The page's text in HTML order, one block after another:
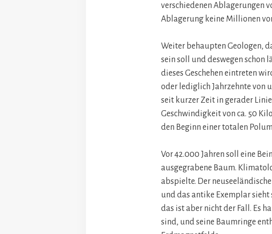
verschiedenen Ablagerungen
Ablagerung keine Millionen
Weiter behaupten Geologen,
sein soll und deswegen schon
dieses Geschehen eintreten
oder lediglich Jahrzehnte von
seit kurzer Zeit in gerader
Geschwindigkeit von ca. 50
den Beginn einer totalen
Vor 42.000 Jahren soll eine
ausgegrabene Baum.
abspielte. Der
und das antike Exemplar sieht
das ist aber nicht der Fall. Es
sind, und seine Baumringe